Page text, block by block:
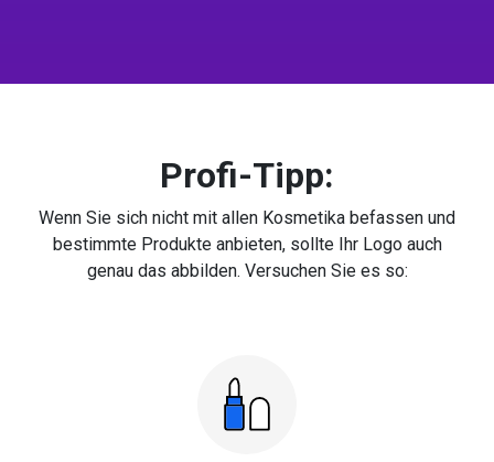
Profi-Tipp:
Wenn Sie sich nicht mit allen Kosmetika befassen und
bestimmte Produkte anbieten, sollte Ihr Logo auch
genau das abbilden. Versuchen Sie es so: